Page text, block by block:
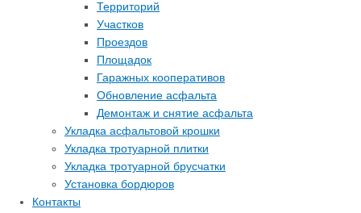
Территорий
Участков
Проездов
Площадок
Гаражных кооперативов
Обновление асфальта
Демонтаж и снятие асфальта
Укладка асфальтовой крошки
Укладка тротуарной плитки
Укладка тротуарной брусчатки
Установка бордюров
Контакты